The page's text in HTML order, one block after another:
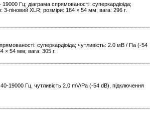
Гц; діаграма спрямованості: суперкардіоіда;
піновий XLR; розміри: 184 × 54 мм; вага: 296 г.
суперкардіоіда; чутливість: 2.0 мВ / Па (-54
× 54 мм; вага: 305 г.
19000 Гц, чутливість 2.0 mV/Pa (-54 dB), підключення